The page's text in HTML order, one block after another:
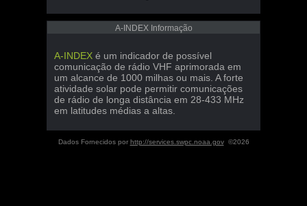
A-INDEX Informação
A-INDEX é um indicador de possível
comunicação de rádio VHF aprimorada em
um alcance de 1000 milhas ou mais. A forte
atividade solar pode permitir comunicações
de rádio de longa distância em 28-433 MHz
em latitudes médias a altas.
Dados Fornecidos por http://services.swpc.noaa.gov©2026